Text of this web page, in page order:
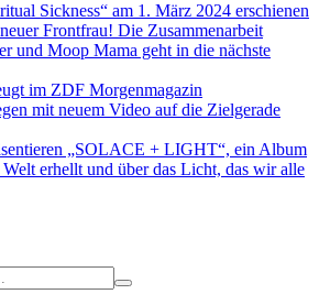
Sickness“ am 1. März 2024 erschienen
Frontfrau! Die Zusammenarbeit
und Moop Mama geht in die nächste
im ZDF Morgenmagazin
mit neuem Video auf die Zielgerade
„SOLACE + LIGHT“, ein Album
Welt erhellt und über das Licht, das wir alle